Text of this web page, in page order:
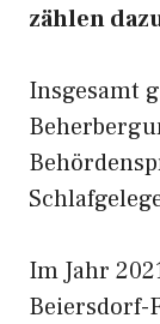
zählen
Insgesamt
Im Jahr
Beiersdorf-